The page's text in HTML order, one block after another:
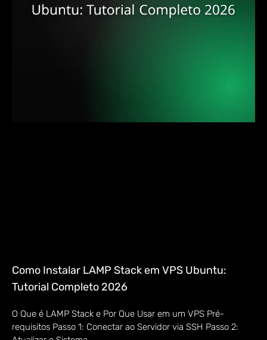
Como Instalar LAMP Stack em VPS Ubuntu:
Tutorial Completo 2026
O Que é LAMP Stack e Por Que Usar em um VPS Pré-
requisitos Passo 1: Conectar ao Servidor via SSH Passo 2: